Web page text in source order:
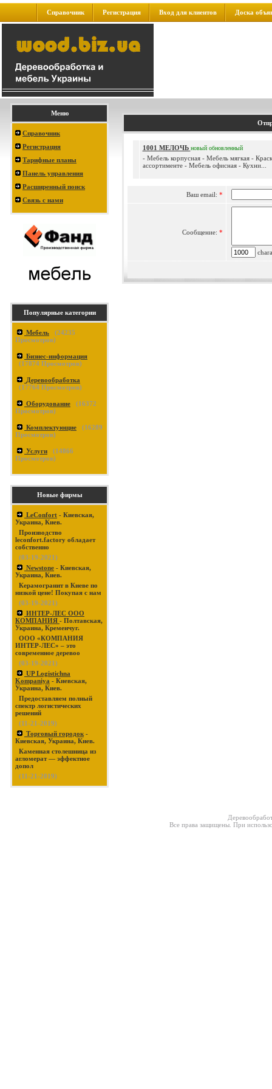
Справочник Регистрация Вход для клиентов Доска
Меню
Справочник
Регистрация
Тарифные планы
Панель управления
Расширенный поиск
Связь с нами
Популярные категории
Мебель (24235
Просмотров)
Бизнес-информация
(17874 Просмотров)
Деревообработка
(17764 Просмотров)
Оборудование (16372
Просмотров)
Комплектующие (16289
Просмотров)
Услуги (14866
Просмотров)
Новые фирмы
LeConfort - Киевская,
Украина, Киев.
Производство
leconfort.factory обладает
собственно
(03-19-2021)
Newstone - Киевская,
Украина, Киев.
Керамогранит в Киеве по
низкой цене! Покупая с нам
(03-19-2021)
ИНТЕР-ЛЕС ООО
КОМПАНИЯ - Полтавская,
Украина, Кременчуг.
ООО «КОМПАНИЯ
ИНТЕР-ЛЕС» – это
современное деревоо
(03-19-2021)
UP Logistichna
Kompaniya - Киевская,
Украина, Киев.
Предоставляем полный
спектр логистических
решений
(11-21-2019)
Торговый городок -
Киевская, Украина, Киев.
Каменная столешница из
агломерат — эффектное
допол
(11-21-2019)
1001 МЕЛОЧЬ новый обновленный
- Мебель корпусная - Мебель мягкая -
ассортименте - Мебель офисная - Кухни...
Ваш email: *
Сообщение: *
Все права защищены. При